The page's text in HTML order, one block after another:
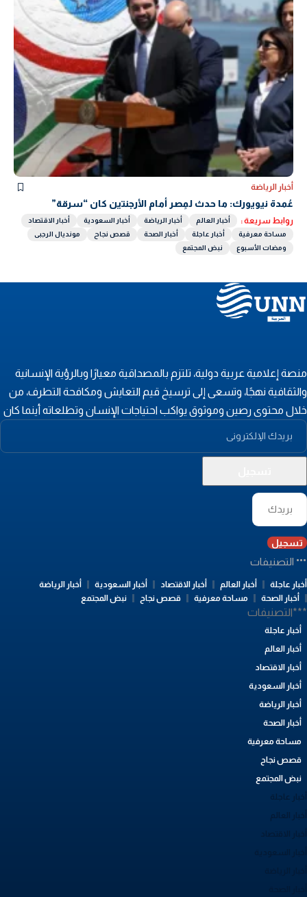
أخبار الرياضة
عُمدة نيويورك: ما حدث لمِصر أمام الأرجنتين كان “سرقة”
روابط سريعة : أخبار العالم أخبار الرياضة أخبار السعودية
أخبار الاقتصاد
مساحة معرفية
أخبار عاجلة أخبار الصحة قصص نجاح
مونديال الرجبى
ومضات الأسبوع
نبض المجتمع
إعلامية عربية دولية، تلتزم بالمصداقية معيارًا وبالرؤية الإنسانية
نهجًا، وتسعى إلى ترسيخ قيم التعايش ومكافحة التطرف، من
محتوى رصين وموثوق يواكب احتياجات الإنسان وتطلعاته أينما كان
تسجيل
التصنيفات
عاجلة أخبار العالم أخبار الاقتصاد أخبار السعودية
أخبار الرياضة
أخبار الصحة
مساحة معرفية قصص نجاح نبض المجتمع
أخبار عاجلة
أخبار العالم
أخبار الاقتصاد
أخبار السعودية
أخبار الرياضة
أخبار الصحة
مساحة معرفية
قصص نجاح
نبض المجتمع
عاجلة
العالم
الاقتصاد